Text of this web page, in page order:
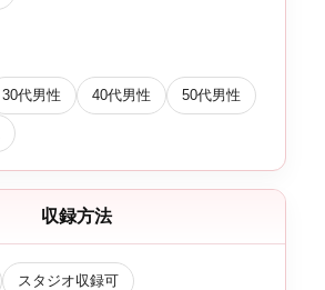
30代男性 40代男性 50代男性
収録方法
スタジオ収録可